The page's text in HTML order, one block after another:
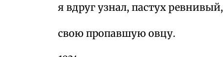
я вдруг узнал, пастух ревнивый,
свою пропавшую овцу.